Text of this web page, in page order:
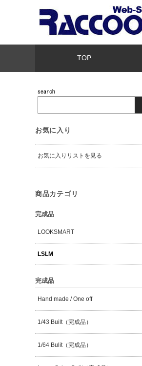
TOP
お気に入り
お気に入りリストを見る
商品カテゴリ
完成品
LOOKSMART
LSLM
完成品
Hand made / One off
1/43 Built（完成品）
1/64 Bulit（完成品）